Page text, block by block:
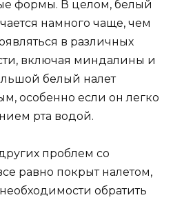
формы. В целом, белый
намного чаще, чем
в различных
включая миндалины и
белый налет
особенно если он легко
рта водой.
проблем со
равно покрыт налетом,
обратить